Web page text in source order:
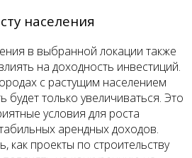
населения
в выбранной локации также
на доходность инвестиций.
с растущим населением
будет только увеличиваться. Это
условия для роста
арендных доходов.
как проекты по строительству